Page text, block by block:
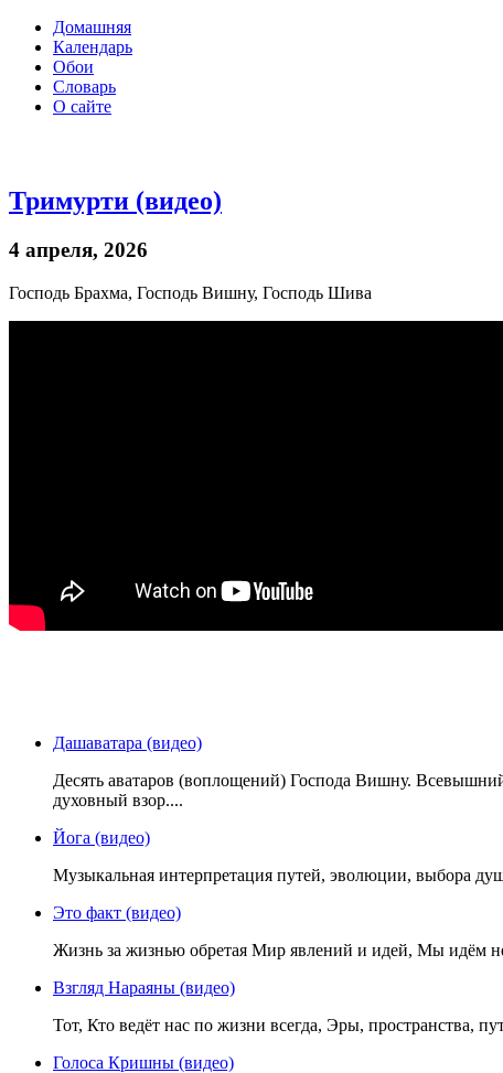
Домашняя
Календарь
Обои
Словарь
О сайте
Тримурти (видео)
4 апреля, 2026
Господь Брахма, Господь Вишну, Господь Шива
Дашаватара (видео)
Десять аватаров (воплощений) Господа Вишну. Всевышний
духовный взор....
Йога (видео)
Музыкальная интерпретация путей, эволюции, выбора
Это факт (видео)
Жизнь за жизнью обретая Мир явлений и идей, Мы идём
Взгляд Нараяны (видео)
Тот, Кто ведёт нас по жизни всегда, Эры, пространства,
Голоса Кришны (видео)